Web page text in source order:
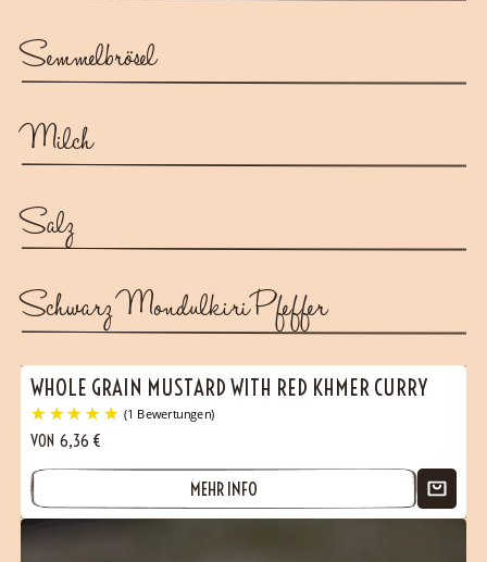
Semmelbrösel
Milch
Salz
Schwarz Mondulkiri Pfeffer
WHOLE GRAIN MUSTARD WITH RED KHMER CURRY
VON 6,36 €
MEHR INFO